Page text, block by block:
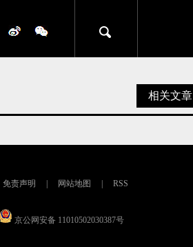
相关文章
免责声明 网站地图
RSS
京公网安备 11010502030387号